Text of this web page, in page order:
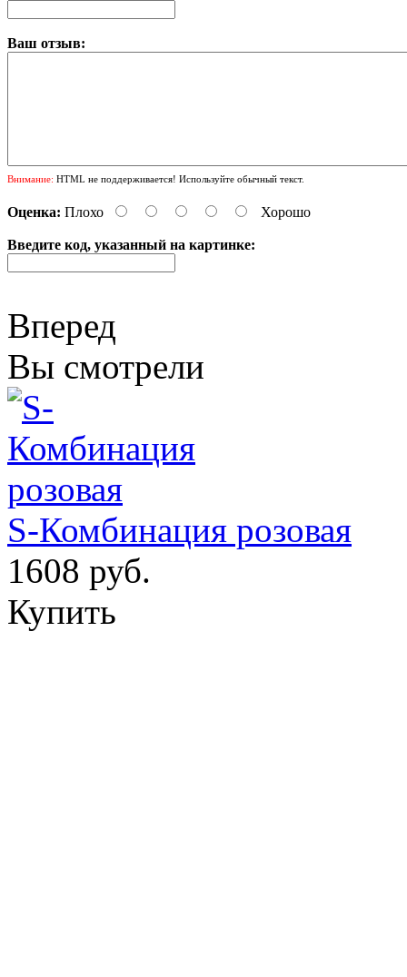
Ваш отзыв:
Внимание: HTML не поддерживается! Используйте обычный текст.
Оценка: Плохо Хорошо
Введите код, указанный на картинке:
Вперед
Вы смотрели
S-Комбинация розовая
1608 руб.
Купить